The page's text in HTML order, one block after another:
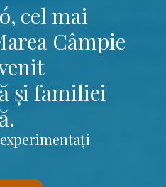
cel mai
Câmpie
și familiei